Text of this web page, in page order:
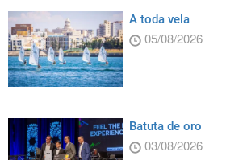
A toda vela
05/08/2026
Batuta de oro
03/08/2026